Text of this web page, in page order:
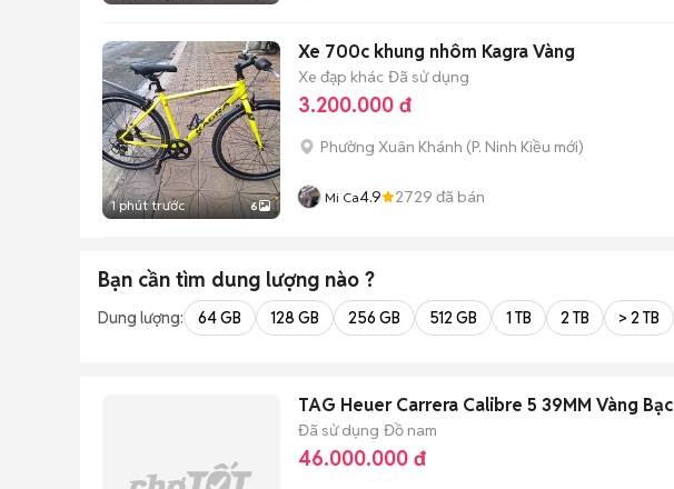
1 phút trước 6
Xe 700c khung nhôm Kagra Vàng
Xe đạp khác Đã sử dụng
3.200.000 đ
Phường Xuân Khánh (P. Ninh Kiều mới)
Mi Ca4.9 2729 đã bán
Bạn cần tìm dung lượng nào ?
Dung lượng: 64 GB 128 GB 256 GB 512 GB 1 TB 2 TB > 2 TB
TAG Heuer Carrera Calibre 5 39MM Vàng Bạc
Đã sử dụng Đồ nam
46.000.000 đ